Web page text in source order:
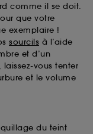
comme il se doit.
que votre
exemplaire !
sourcils à l’aide
et d’un
vous tenter
et le volume
du teint